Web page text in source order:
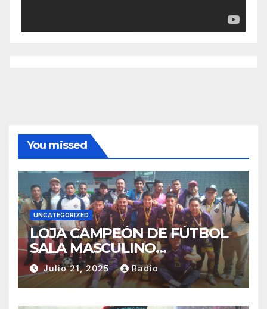
You missed
UNCATEGORIZED
LOJA CAMPEÓN DE FÚTBOL
SALA MASCULINO
TUNGURAHUA 2025.
Julio 21, 2025 Radio